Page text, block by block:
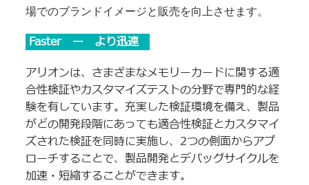
場でのブランドイメージと販売を向上させます。
Faster ー より迅速
アリオンは、さまざまなメモリーカードに関する適
合性検証やカスタマイズテストの分野で専門的な経
験を有しています。充実した検証環境を備え、製品
がどの開発段階にあっても適合性検証とカスタマイ
ズされた検証を同時に実施し、2つの側面からアプ
ローチすることで、製品開発とデバッグサイクルを
加速・短縮することができます。